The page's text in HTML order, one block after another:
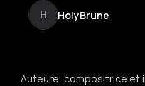
H HolyBrune
Auteure, compositrice et